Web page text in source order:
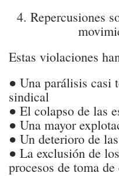
4. Repercusiones
Estas violaciones
● Una parálisis casi
sindical
● El colapso de las
● Una mayor
● Un deterioro de
● La exclusión de
procesos de toma